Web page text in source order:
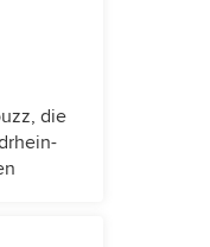
die